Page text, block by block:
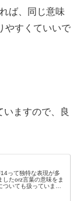
ば、同じ意味
やすくていいで
いますので、良
って独特な表現が多
したorz言葉の意味をま
いても扱っています